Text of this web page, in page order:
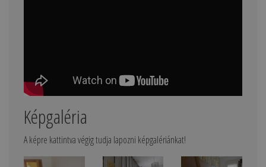
Képgaléria
A képre kattintva végig tudja lapozni képgalériánkat!